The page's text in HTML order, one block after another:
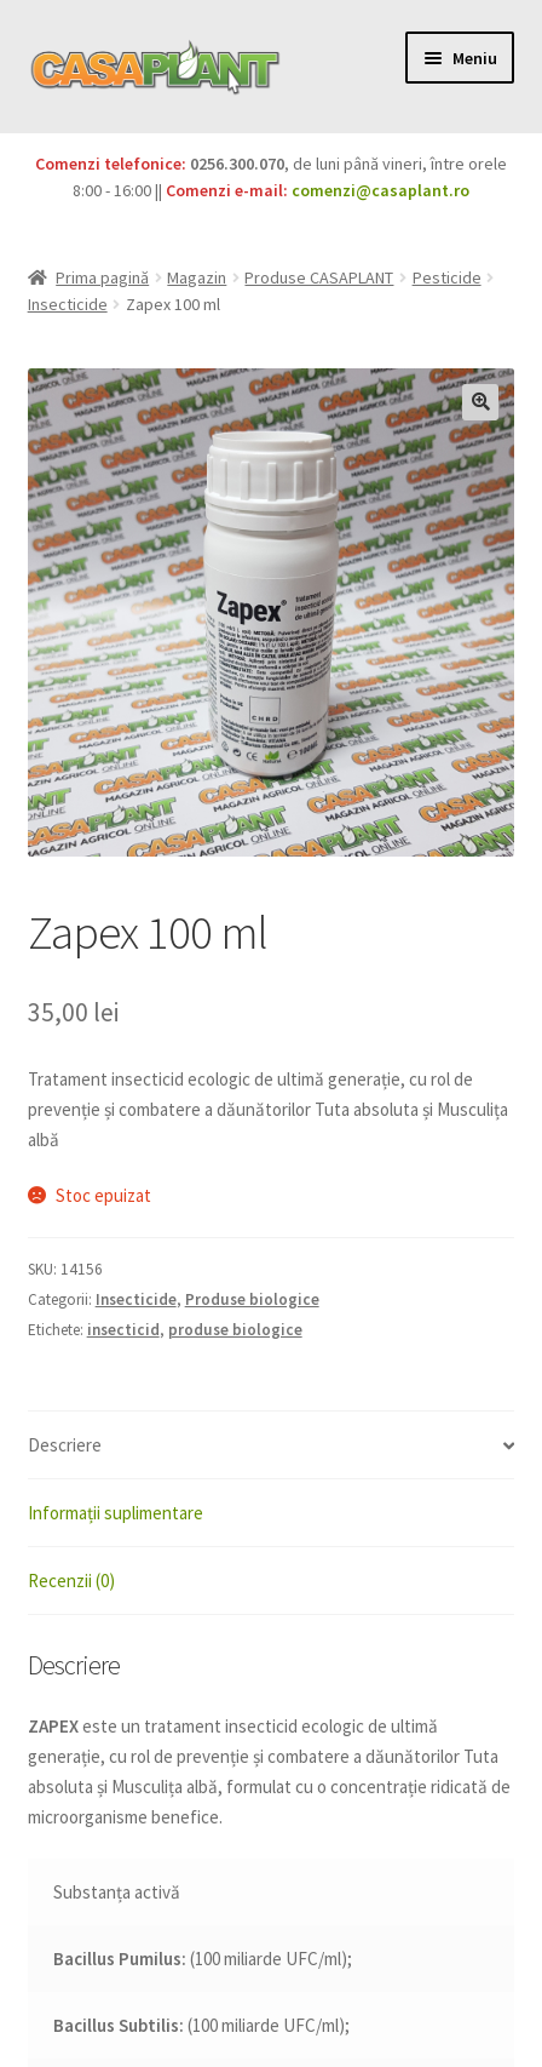
Meniu
Pesticide
copil
Produse BIO
Igienă publică
Casa și grădina
Extinde
meniul
copil
Sere și solarii
Extinde
meniul
copil
Comenzi telefonice: 0256.300.070, de luni până vineri, între orele
8:00 - 16:00 || Comenzi e-mail: comenzi@casaplant.ro
Prima pagină Magazin Produse CASAPLANT
Pesticide
Insecticide
Zapex 100 ml
Zapex 100 ml
35,00 lei
Tratament insecticid ecologic de ultimă generație, cu rol de
prevenție și combatere a dăunătorilor Tuta absoluta și Musculița
albă
Stoc epuizat
SKU: 14156
Categorii: Insecticide, Produse biologice
Etichete: insecticid, produse biologice
Descriere
Informații suplimentare
Recenzii (0)
Descriere
ZAPEXeste un tratament insecticid ecologic de ultimă
generație, cu rol de prevenție și combatere a dăunătorilor Tuta
absoluta și Musculița albă, formulat cu o concentrație ridicată de
microorganisme benefice.
Substanța activă
Bacillus Pumilus: (100 miliarde UFC/ml);
Bacillus Subtilis: (100 miliarde UFC/ml);